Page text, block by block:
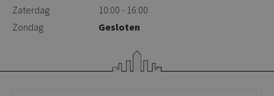
Zaterdag
10:00 - 16:00
Zondag
Gesloten